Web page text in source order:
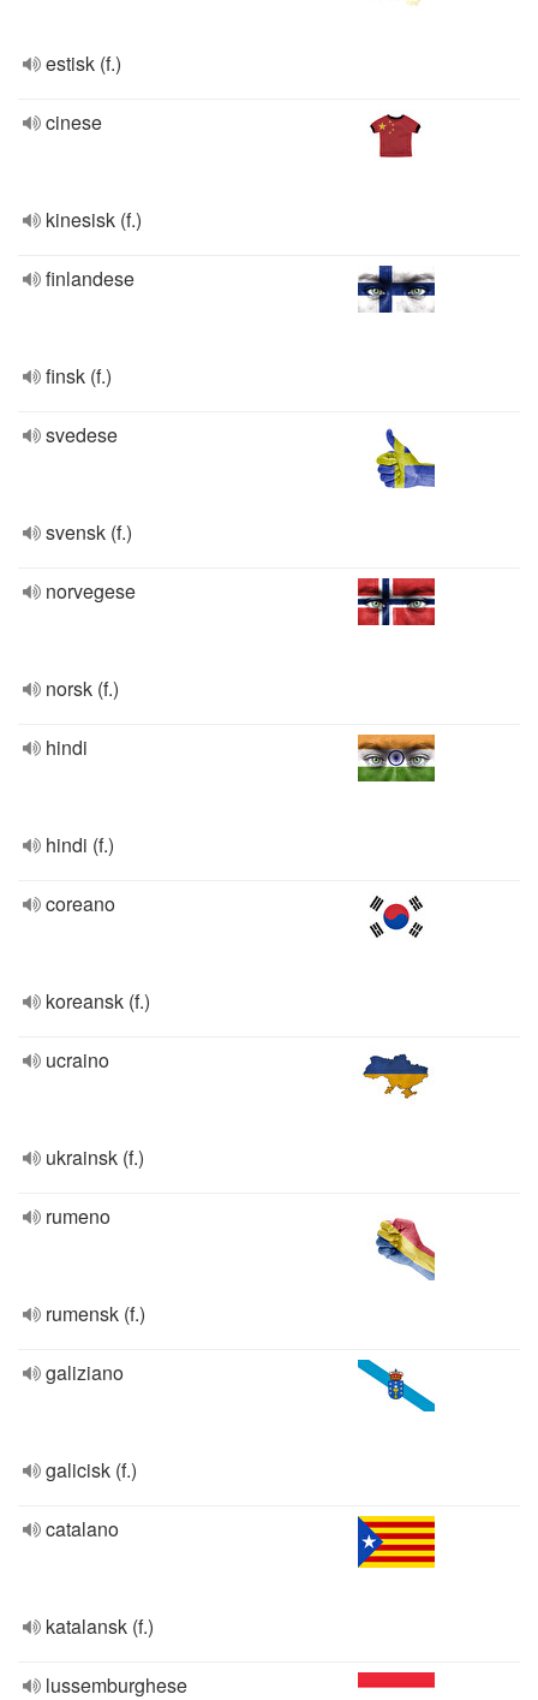
estisk (f.)
cinese
kinesisk (f.)
finlandese
finsk (f.)
svedese
svensk (f.)
norvegese
norsk (f.)
hindi
hindi (f.)
coreano
koreansk (f.)
ucraino
ukrainsk (f.)
rumeno
rumensk (f.)
galiziano
galicisk (f.)
catalano
katalansk (f.)
lussemburghese